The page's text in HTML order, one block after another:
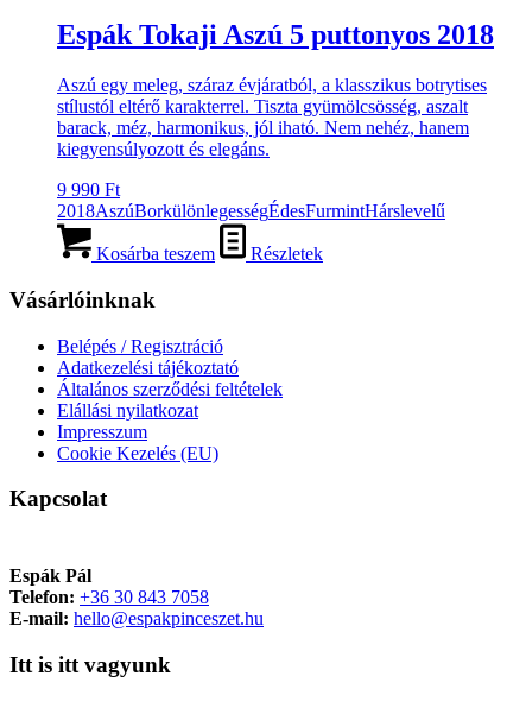
Espák Tokaji Aszú 5 puttonyos 2018
Aszú egy meleg, száraz évjáratból, a klasszikus botrytises
stílustól eltérő karakterrel. Tiszta gyümölcsösség, aszalt
barack, méz, harmonikus, jól iható. Nem nehéz, hanem
kiegyensúlyozott és elegáns.
9 990 Ft
2018AszúBorkülönlegességÉdesFurmintHárslevelű
Kosárba teszem Részletek
Vásárlóinknak
Belépés / Regisztráció
Adatkezelési tájékoztató
Általános szerződési feltételek
Elállási nyilatkozat
Impresszum
Cookie Kezelés (EU)
Kapcsolat
Espák Pál
Telefon: +36 30 843 7058
E-mail: hello@espakpinceszet.hu
Itt is itt vagyunk